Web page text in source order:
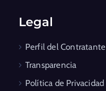
Legal
Perfil del Contratante
Transparencia
Política de Privacidad